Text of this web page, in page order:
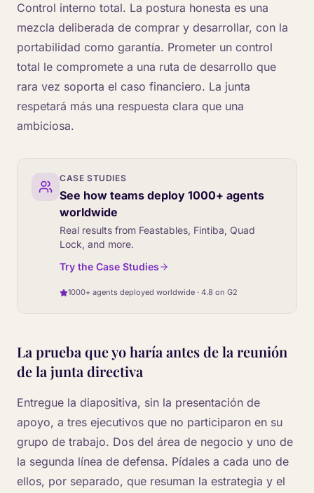
Control interno total. La postura honesta es una
mezcla deliberada de comprar y desarrollar, con la
portabilidad como garantía. Prometer un control
total le compromete a una ruta de desarrollo que
rara vez soporta el caso financiero. La junta
respetará más una respuesta clara que una
ambiciosa.
CASE STUDIES
See how teams deploy 1000+ agents
worldwide
Real results from Feastables, Fintiba, Quad
Lock, and more.
Try the Case Studies
1000+ agents deployed worldwide · 4.8 on G2
La prueba que yo haría antes de la reunión
de la junta directiva
Entregue la diapositiva, sin la presentación de
apoyo, a tres ejecutivos que no participaron en su
grupo de trabajo. Dos del área de negocio y uno de
la segunda línea de defensa. Pídales a cada uno de
ellos, por separado, que resuman la estrategia y el